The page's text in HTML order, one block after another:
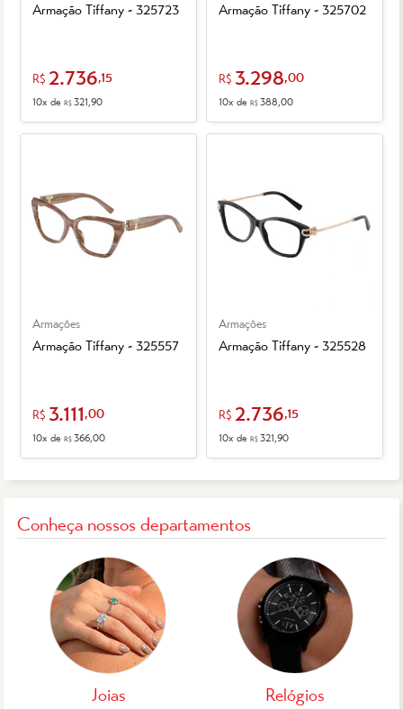
Armação Tiffany - 325723
R$ 2.736,15
10x de R$ 321,90
Armação Tiffany - 325702
R$ 3.298,00
10x de R$ 388,00
Armações
Armação Tiffany - 325557
R$ 3.111,00
10x de R$ 366,00
Armações
Armação Tiffany - 325528
R$ 2.736,15
10x de R$ 321,90
Conheça nossos departamentos
Joias Relógios